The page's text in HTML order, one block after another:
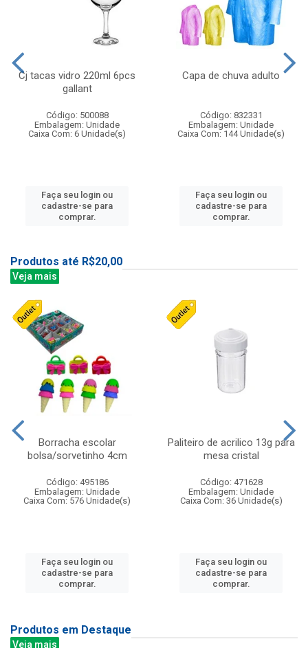
Cj tacas vidro 220ml 6pcs
gallant
Código: 500088
Embalagem: Unidade
Caixa Com: 6 Unidade(s)
Faça seu login ou
cadastre-se para
comprar.
Capa de chuva adulto
Código: 832331
Embalagem: Unidade
Caixa Com: 144 Unidade(s)
Faça seu login ou
cadastre-se para
comprar.
Produtos até R$20,00
Veja mais
Borracha escolar
bolsa/sorvetinho 4cm
Código: 495186
Embalagem: Unidade
Caixa Com: 576 Unidade(s)
Faça seu login ou
cadastre-se para
comprar.
Paliteiro de acrilico 13g para
mesa cristal
Código: 471628
Embalagem: Unidade
Caixa Com: 36 Unidade(s)
Faça seu login ou
cadastre-se para
comprar.
Produtos em Destaque
Veja mais